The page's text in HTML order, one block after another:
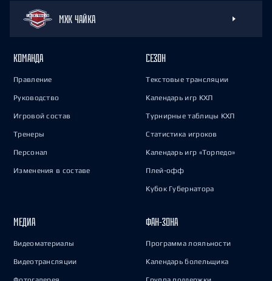
МХК ЧАЙКА
КОМАНДА
Правление
Руководство
Игровой состав
Тренеры
Персонал
Изменения в составе
СЕЗОН
Текстовые трансляции
Календарь игр КХЛ
Турнирные таблицы КХЛ
Статистика игроков
Календарь игр «Торпедо»
Плей-офф
Кубок Губернатора
МЕДИА
Видеоматериалы
Видеотрансляции
ФАН-ЗОНА
Программа лояльности
Календарь болельщика